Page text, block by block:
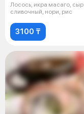
Лосось, икра масаго, сыр
сливочный, нори, рис
3100 ₸